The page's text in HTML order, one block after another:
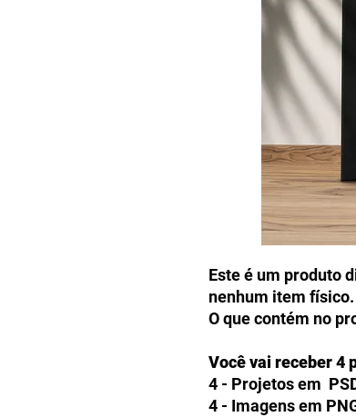
Este é um produto
nenhum item físico.
O que contém no
Você vai receber 4
4 - Projetos em
4 - Imagens em